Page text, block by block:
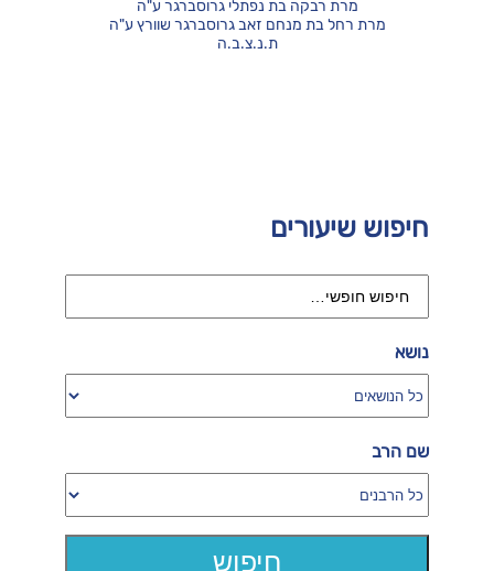
חיפוש שיעורים
נושא
שם הרב
מרת רבקה בת נפתלי גרוסברגר ע"ה
מרת רחל בת מנחם זאב גרוסברגר שוורץ ע"ה
ת.נ.צ.ב.ה